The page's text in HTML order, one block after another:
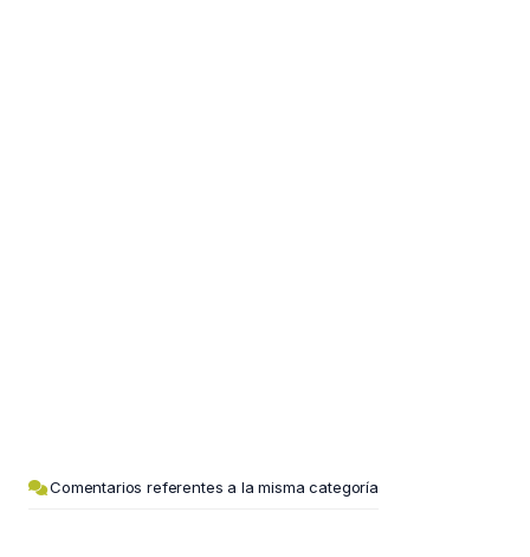
Comentarios referentes a la misma categoría